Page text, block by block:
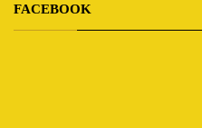
FACEBOOK